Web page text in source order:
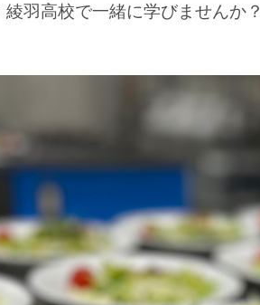
羽高校で一緒に学びませんか？